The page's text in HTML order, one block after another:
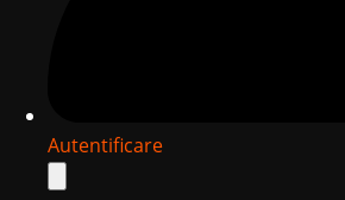
Autentificare